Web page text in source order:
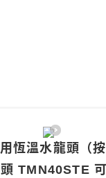
恆溫水龍頭（按
TMN40STE